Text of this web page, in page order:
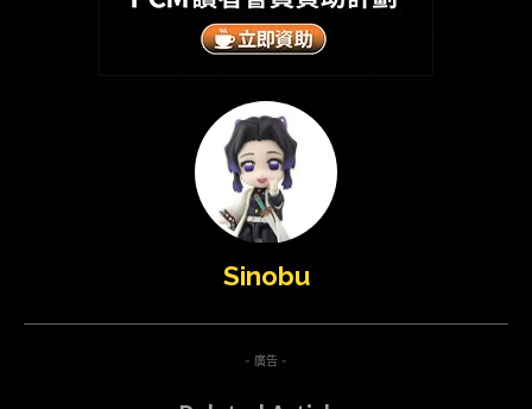
Sinobu
- 廣告 -